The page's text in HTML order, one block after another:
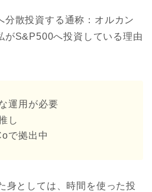
分散投資する通称：オルカン
がS&P500へ投資している理由
運用が必要
し
で拠出中
身としては、時間を使った投